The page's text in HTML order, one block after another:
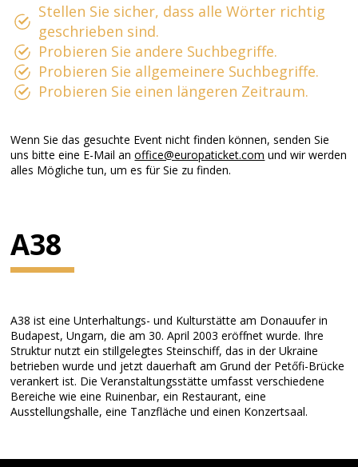
Stellen Sie sicher, dass alle Wörter richtig
geschrieben sind.
Probieren Sie andere Suchbegriffe.
Probieren Sie allgemeinere Suchbegriffe.
Probieren Sie einen längeren Zeitraum.
Wenn Sie das gesuchte Event nicht finden können, senden Sie
uns bitte eine E-Mail anoffice@europaticket.com und wir werden
alles Mögliche tun, um es für Sie zu finden.
A38
A38 ist eine Unterhaltungs- und Kulturstätte am Donauufer in
Budapest, Ungarn, die am 30. April 2003 eröffnet wurde. Ihre
Struktur nutzt ein stillgelegtes Steinschiff, das in der Ukraine
betrieben wurde und jetzt dauerhaft am Grund der Petőfi-Brücke
verankert ist. Die Veranstaltungsstätte umfasst verschiedene
Bereiche wie eine Ruinenbar, ein Restaurant, eine
Ausstellungshalle, eine Tanzfläche und einen Konzertsaal.